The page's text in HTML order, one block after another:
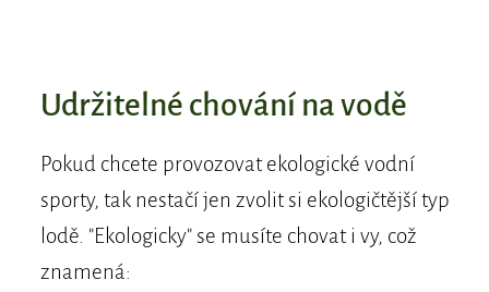
Udržitelné chování na vodě
Pokud chcete provozovat ekologické vodní
sporty, tak nestačí jen zvolit si ekologičtější typ
lodě. "Ekologicky" se musíte chovat i vy, což
znamená: